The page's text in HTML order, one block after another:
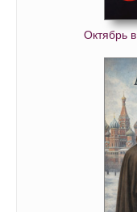
Октябрь